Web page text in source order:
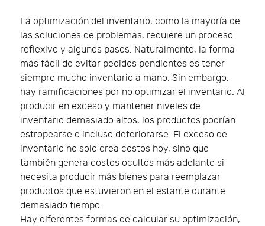
La optimización del inventario, como la mayoría de
las soluciones de problemas, requiere un proceso
reflexivo y algunos pasos. Naturalmente, la forma
más fácil de evitar pedidos pendientes es tener
siempre mucho inventario a mano. Sin embargo,
hay ramificaciones por no optimizar el inventario. Al
producir en exceso y mantener niveles de
inventario demasiado altos, los productos podrían
estropearse o incluso deteriorarse. El exceso de
inventario no solo crea costos hoy, sino que
también genera costos ocultos más adelante si
necesita producir más bienes para reemplazar
productos que estuvieron en el estante durante
demasiado tiempo.
Hay diferentes formas de calcular su optimización,